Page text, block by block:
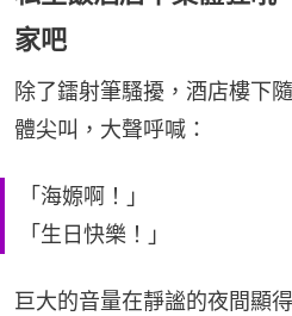
家吧
除了鐳射筆騷擾，酒店樓下
體尖叫，大聲呼喊：
「海嫄啊！」
「生日快樂！」
巨大的音量在靜謐的夜間顯